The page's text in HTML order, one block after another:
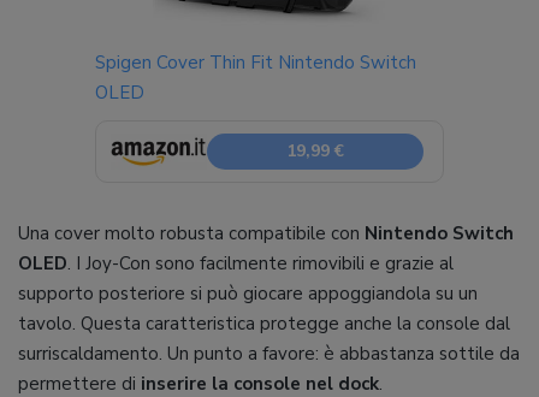
Spigen Cover Thin Fit Nintendo Switch
OLED
19,99 €
Una cover molto robusta compatibile con Nintendo Switch
OLED. I Joy-Con sono facilmente rimovibili e grazie al
supporto posteriore si può giocare appoggiandola su un
tavolo. Questa caratteristica protegge anche la console dal
surriscaldamento. Un punto a favore: è abbastanza sottile da
permettere di inserire la console nel dock.